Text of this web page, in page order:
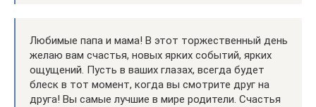
Любимые папа и мама! В этот торжественный день
желаю вам счастья, новых ярких событий, ярких
ощущений. Пусть в ваших глазах, всегда будет
блеск в тот момент, когда вы смотрите друг на
друга! Вы самые лучшие в мире родители. Счастья